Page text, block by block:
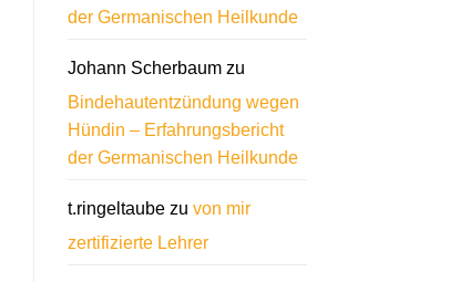
der Germanischen Heilkunde
Johann Scherbaumzu
Bindehautentzündung wegen
Hündin – Erfahrungsbericht
der Germanischen Heilkunde
t.ringeltaubezu von mir
zertifizierte Lehrer